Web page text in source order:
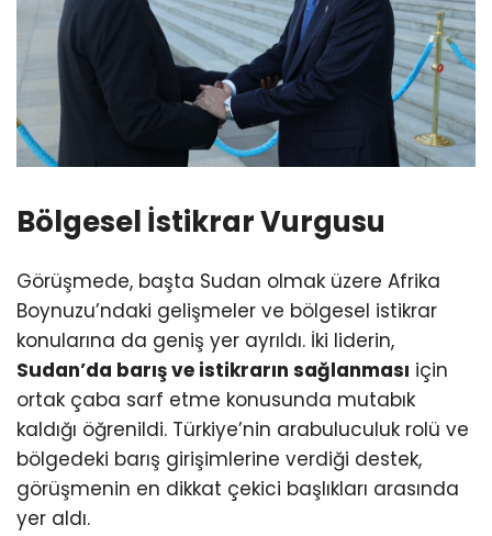
Bölgesel İstikrar Vurgusu
Görüşmede, başta Sudan olmak üzere Afrika
Boynuzu’ndaki gelişmeler ve bölgesel istikrar
konularına da geniş yer ayrıldı. İki liderin,
Sudan’da barış ve istikrarın sağlanması için
ortak çaba sarf etme konusunda mutabık
kaldığı öğrenildi. Türkiye’nin arabuluculuk rolü ve
bölgedeki barış girişimlerine verdiği destek,
görüşmenin en dikkat çekici başlıkları arasında
yer aldı.